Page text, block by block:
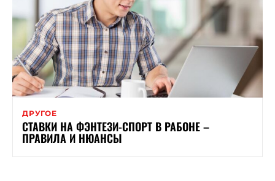
ДРУГОЕ
СТАВКИ НА ФЭНТЕЗИ-СПОРТ В РАБОНЕ –
ПРАВИЛА И НЮАНСЫ